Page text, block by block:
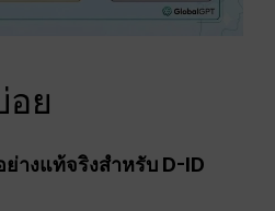
ย
างแท้จริงสำหรับ D-ID